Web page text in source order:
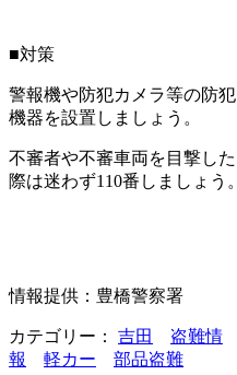
■対策
警報機や防犯カメラ等の防犯
機器を設置しましょう。
不審者や不審車両を目撃した
際は迷わず110番しましょう。
情報提供：豊橋警察署
カテゴリー： 吉田
盗難情
報
軽カー 部品盗難